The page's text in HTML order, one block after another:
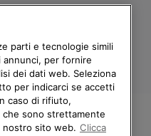
parti e tecnologie simili
per fornire
dei dati web. Seleziona
per indicarci se accetti
caso di rifiuto,
sono strettamente
nostro sito web. Clicca